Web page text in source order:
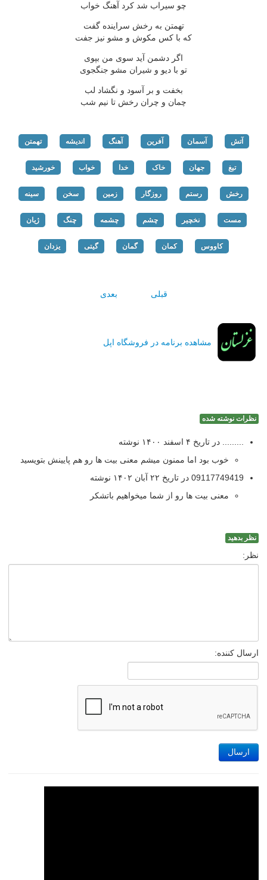
چو سیراب شد کرد آهنگ خواب
تهمتن به رخش سراینده گفت
که با کس مکوش و مشو نیز جفت
اگر دشمن آید سوی من بپوی
تو با دیو و شیران مشو جنگجوی
بخفت و بر آسود و نگشاد لب
چمان و چران رخش تا نیم شب
آتش آسمان آفرین آهنگ اندیشه تهمتن
تیغ جهان خاک خدا خواب خورشید
رخش رستم روزگار زمین سخن سینه
مست نخچیر چشم چشمه چنگ ژیان
کاووس کمان گمان گیتی یزدان
قبلی بعدی
مشاهده برنامه در فروشگاه اپل
نظرات نوشته شده
......... در تاریخ ۴ اسفند ۱۴۰۰ نوشته
خوب بود اما ممنون میشم معنی بیت ها رو هم پایینش بتویسید
09117749419 در تاریخ ۲۲ آبان ۱۴۰۲ نوشته
معنی بیت ها رو از شما میخواهیم باتشکر
نظر بدهید
نظر:
ارسال کننده:
ارسال